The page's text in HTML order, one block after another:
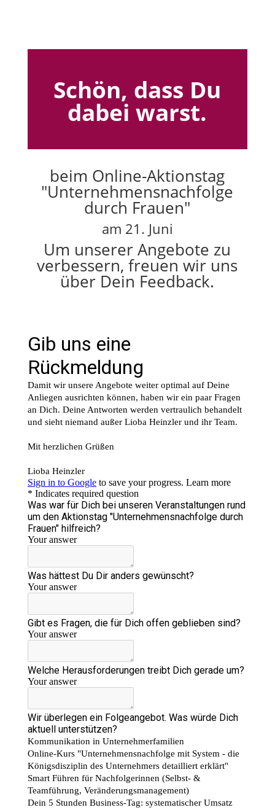
Schön, dass Du
dabei warst.
beim Online-Aktionstag
"Unternehmensnachfolge
durch Frauen"
am 21. Juni
Um unserer Angebote zu
verbessern, freuen wir uns
über Dein Feedback.